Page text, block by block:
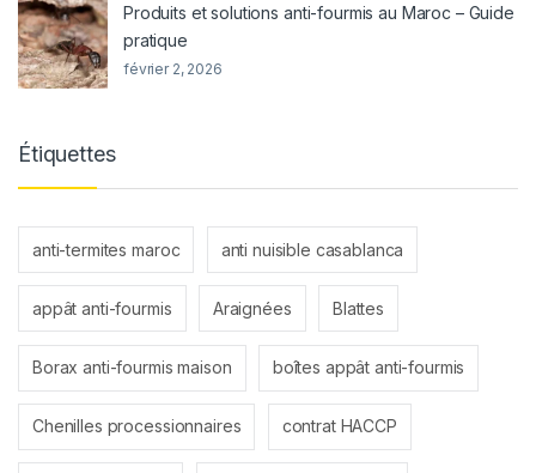
Produits et solutions anti-fourmis au Maroc – Guide
pratique
février 2, 2026
Étiquettes
anti-termites maroc anti nuisible casablanca
appât anti-fourmis Araignées Blattes
Borax anti-fourmis maison boîtes appât anti-fourmis
Chenilles processionnaires contrat HACCP